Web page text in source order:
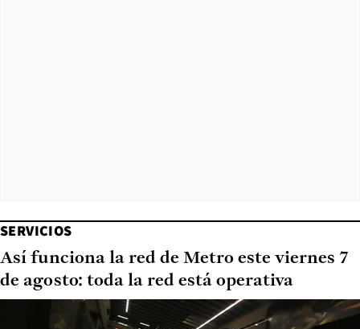
SERVICIOS
Así funciona la red de Metro este viernes 7
de agosto: toda la red está operativa